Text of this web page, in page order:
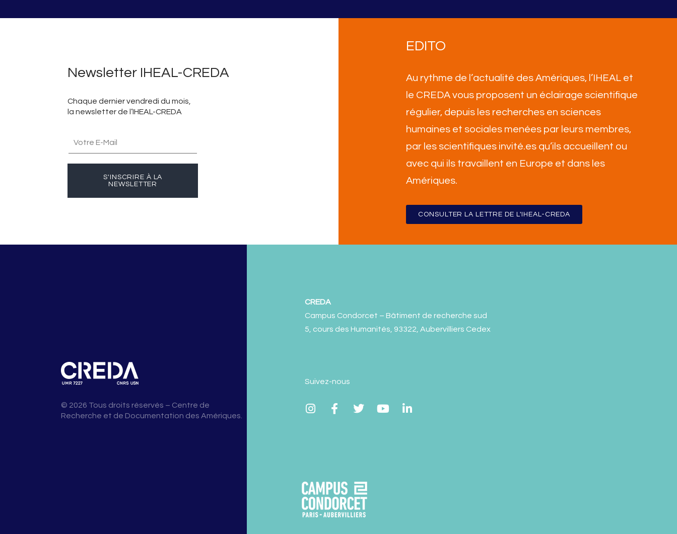
Newsletter IHEAL-CREDA
Chaque dernier vendredi du mois,
la newsletter de l’IHEAL-CREDA
S'INSCRIRE À LA
NEWSLETTER
EDITO
Au rythme de l’actualité des Amériques, l’IHEAL et
le CREDA vous proposent un éclairage scientifique
régulier, depuis les recherches en sciences
humaines et sociales menées par leurs membres,
par les scientifiques invité.es qu’ils accueillent ou
avec qui ils travaillent en Europe et dans les
Amériques.
CONSULTER LA LETTRE DE L'IHEAL-CREDA
© 2026 Tous droits réservés – Centre de
Recherche et de Documentation des Amériques.
CREDA
Campus Condorcet – Bâtiment de recherche sud
5, cours des Humanités, 93322, Aubervilliers Cedex
Suivez-nous